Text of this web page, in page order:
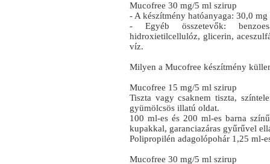
Mucofree 30 mg/5 ml szirup
- A készítmény hatóanyaga: 30,0
- Egyéb összetevők:
hidroxietilcellulóz, glicerin,
víz.
Milyen a Mucofree készítmény
Mucofree 15 mg/5 ml szirup
Tiszta vagy csaknem tiszta,
gyümölcsös illatú oldat.
100 ml-es és 200 ml-es barna
kupakkal, garanciazáras gyűrűvel
Polipropilén adagolópohár 1,25 ml-
Mucofree 30 mg/5 ml szirup